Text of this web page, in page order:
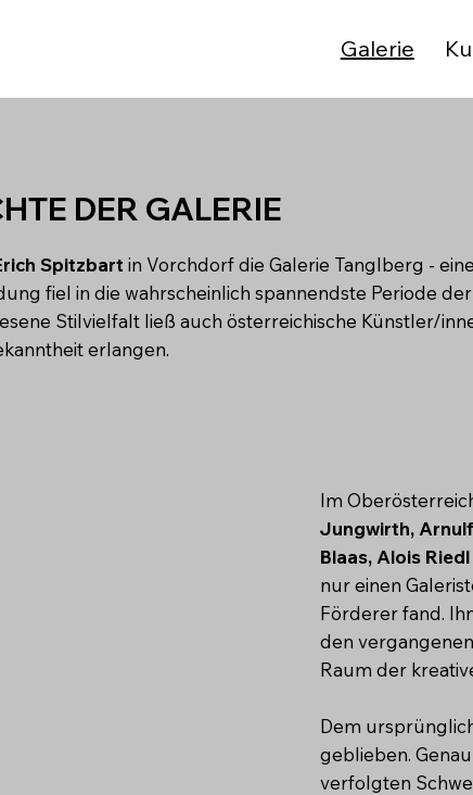
Galerie
DER GALERIE
Spitzbartin Vorchdorf die Galerie Tanglberg -
fiel in die wahrscheinlich spannendste Periode
Stilvielfalt ließ auch österreichische Künstler/
erlangen.
Im
Jungwirth, Arnulf
Blaas, Alois
nur einen
Förderer fand.
den
Raum der
Dem
geblieben.
verfolgten